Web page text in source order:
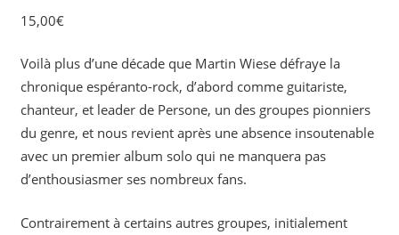
15,00€
Voilà plus d’une décade que Martin Wiese défraye la
chronique espéranto-rock, d’abord comme guitariste,
chanteur, et leader de Persone, un des groupes pionniers
du genre, et nous revient après une absence insoutenable
avec un premier album solo qui ne manquera pas
d’enthousiasmer ses nombreux fans.
Contrairement à certains autres groupes, initialement